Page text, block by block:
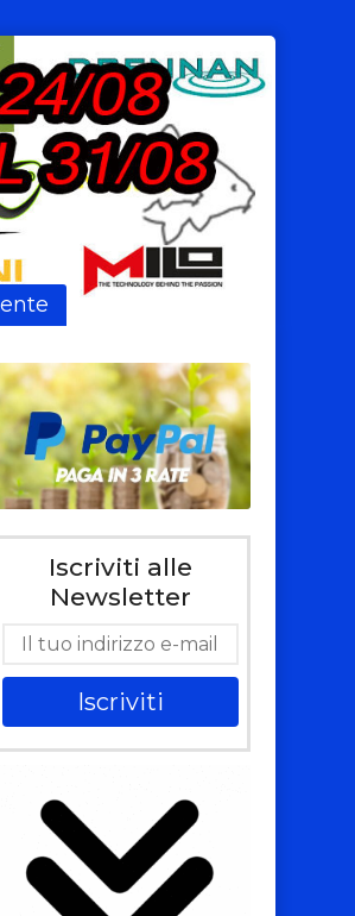
Iscriviti alle
Newsletter
Iscriviti